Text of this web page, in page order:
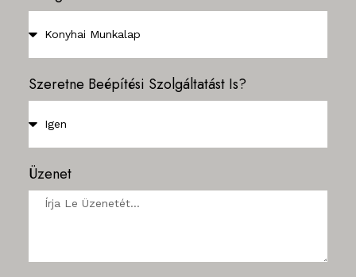
Szeretne Beépítési Szolgáltatást Is?
Üzenet